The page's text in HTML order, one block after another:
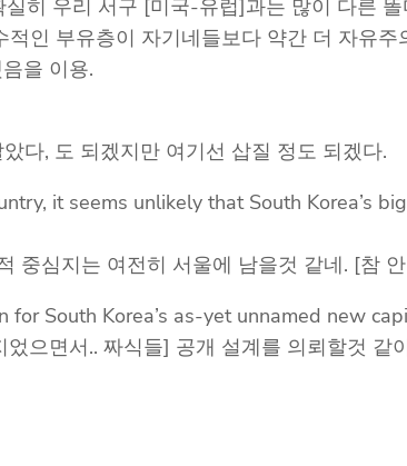
히 우리 서구 [미국-유럽]과는 많이 다른
인 부유층이 자기네들보다 약간 더 자유
을 이용.
다, 도 되겠지만 여기선 삽질 정도 되겠다.
it seems unlikely that South Korea’s
심지는 여전히 서울에 남을것 같네. [참 안
South Korea’s as-yet unnamed new
으면서.. 짜식들] 공개 설계를 의뢰할것 같